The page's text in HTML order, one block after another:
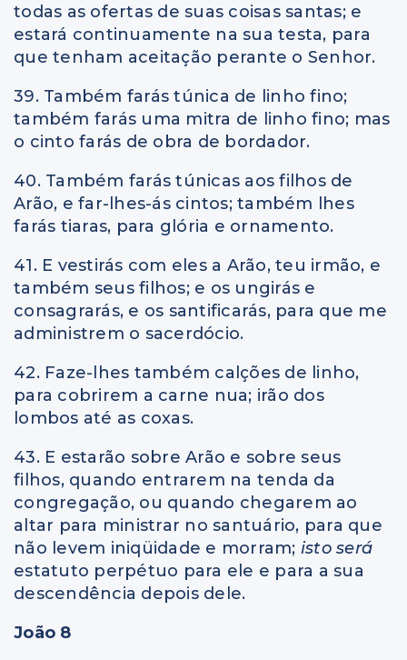
todas as ofertas de suas coisas santas; e
estará continuamente na sua testa, para
que tenham aceitação perante o Senhor.
39. Também farás túnica de linho fino;
também farás uma mitra de linho fino; mas
o cinto farás de obra de bordador.
40. Também farás túnicas aos filhos de
Arão, e far-lhes-ás cintos; também lhes
farás tiaras, para glória e ornamento.
41. E vestirás com eles a Arão, teu irmão, e
também seus filhos; e os ungirás e
consagrarás, e os santificarás, para que me
administrem o sacerdócio.
42. Faze-lhes também calções de linho,
para cobrirem a carne nua; irão dos
lombos até as coxas.
43. E estarão sobre Arão e sobre seus
filhos, quando entrarem na tenda da
congregação, ou quando chegarem ao
altar para ministrar no santuário, para que
não levem iniqüidade e morram; isto será
estatuto perpétuo para ele e para a sua
descendência depois dele.
João 8